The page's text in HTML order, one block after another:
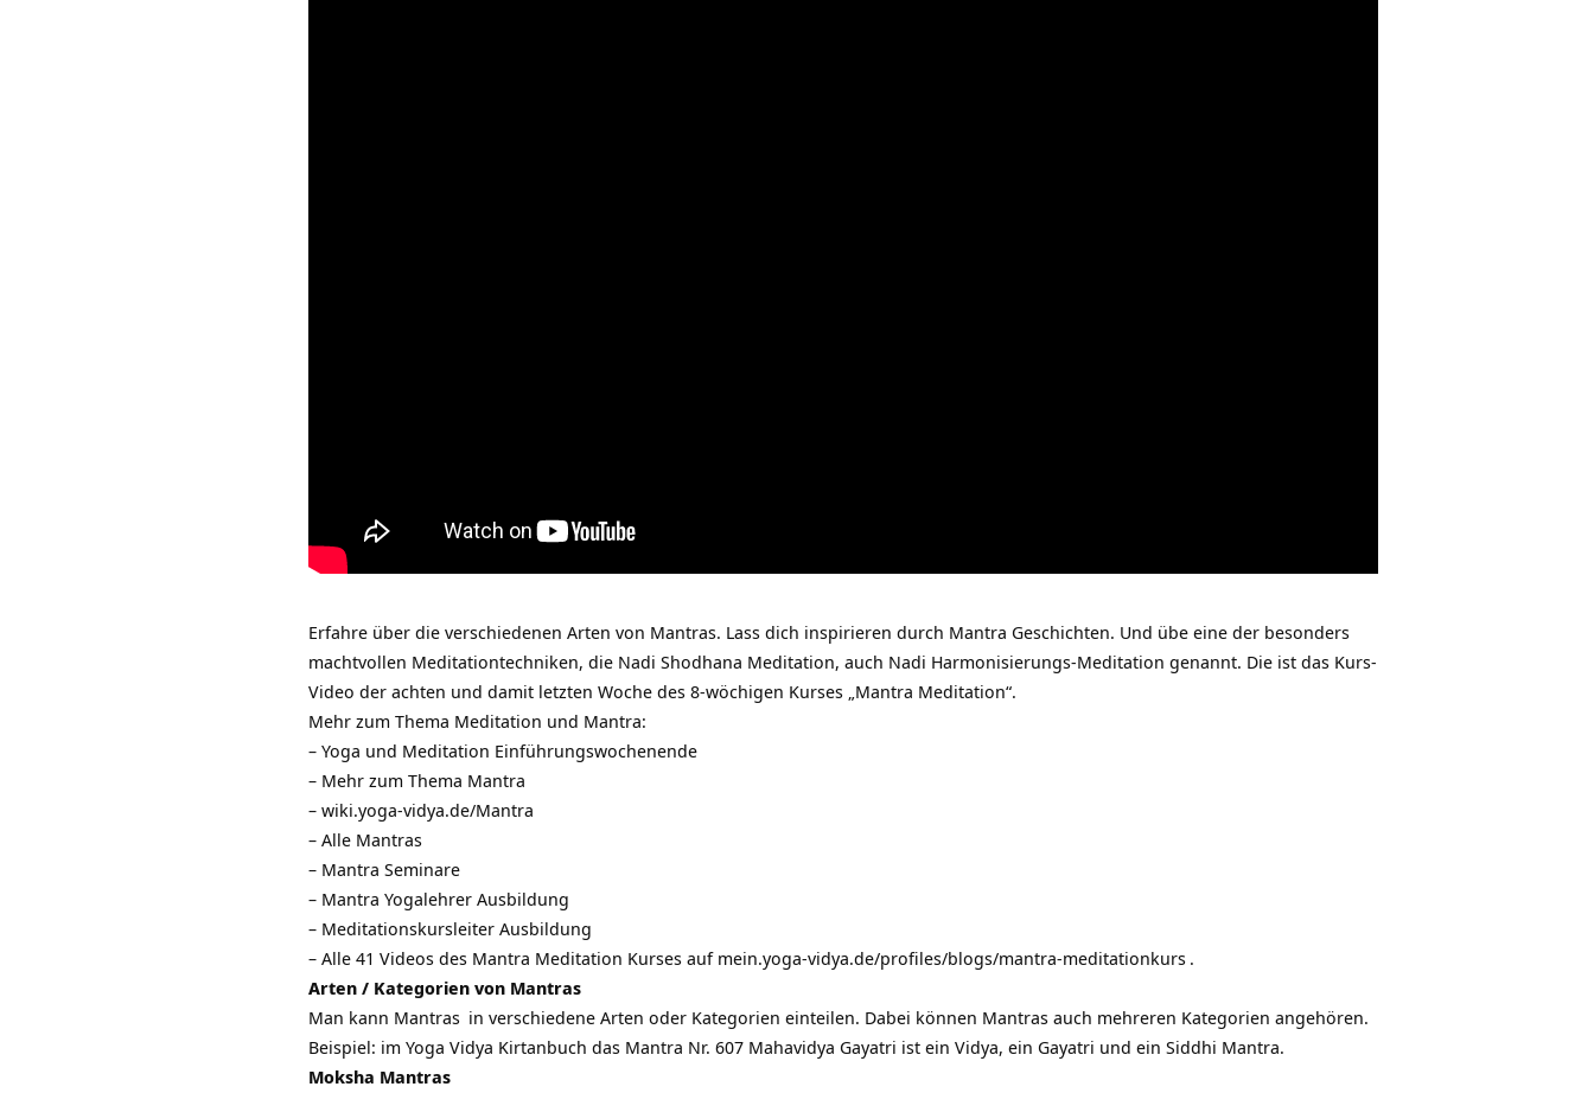
Erfahre über die verschiedenen Arten von Mantras. Lass dich inspirieren durch Mantra Geschichten. Und übe eine der besonders
machtvollen Meditationtechniken, die Nadi Shodhana Meditation, auch Nadi Harmonisierungs-Meditation genannt. Die ist das Kurs-
Video der achten und damit letzten Woche des 8-wöchigen Kurses „Mantra Meditation“.
Mehr zum Thema Meditation und Mantra:
– Yoga und Meditation Einführungswochenende
– Mehr zum Thema Mantra
– wiki.yoga-vidya.de/Mantra
– Alle Mantras
– Mantra Seminare
– Mantra Yogalehrer Ausbildung
– Meditationskursleiter Ausbildung
– Alle 41 Videos des Mantra Meditation Kurses auf mein.yoga-vidya.de/profiles/blogs/mantra-meditationkurs .
Arten / Kategorien von Mantras
Man kann Mantras in verschiedene Arten oder Kategorien einteilen. Dabei können Mantras auch mehreren Kategorien angehören.
Beispiel: im Yoga Vidya Kirtanbuch das Mantra Nr. 607 Mahavidya Gayatri ist ein Vidya, ein Gayatri und ein Siddhi Mantra.
Moksha Mantras